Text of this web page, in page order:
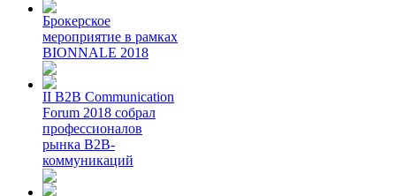
Брокерское
мероприятие в рамках
BIONNALE 2018
II B2B Communication
Forum 2018 собрал
профессионалов
рынка B2B-
коммуникаций